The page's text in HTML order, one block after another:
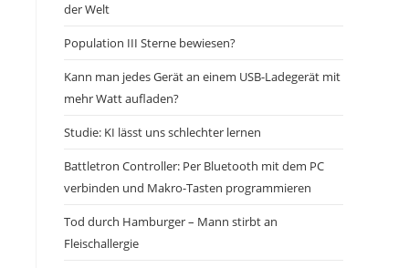
der Welt
Population III Sterne bewiesen?
Kann man jedes Gerät an einem USB-Ladegerät mit
mehr Watt aufladen?
Studie: KI lässt uns schlechter lernen
Battletron Controller: Per Bluetooth mit dem PC
verbinden und Makro-Tasten programmieren
Tod durch Hamburger – Mann stirbt an
Fleischallergie